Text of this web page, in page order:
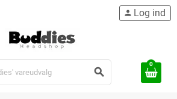
search
person Log ind
0